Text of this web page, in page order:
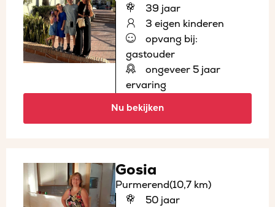
39 jaar
3 eigen kinderen
opvang bij:
gastouder
ongeveer 5 jaar
ervaring
Nu bekijken
Gosia
Purmerend(10,7 km)
50 jaar